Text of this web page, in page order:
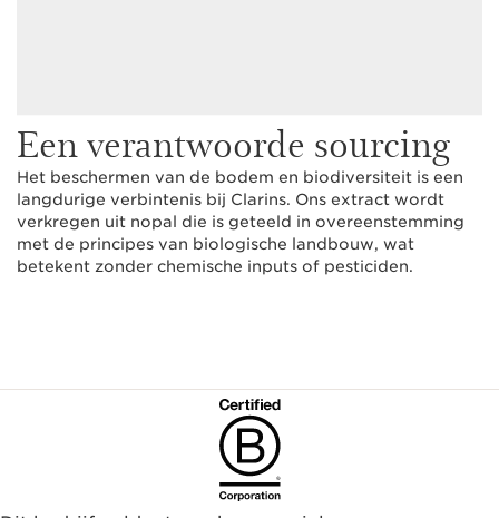
Een verantwoorde sourcing
Het beschermen van de bodem en biodiversiteit is een
langdurige verbintenis bij Clarins. Ons extract wordt
verkregen uit nopal die is geteeld in overeenstemming
met de principes van biologische landbouw, wat
betekent zonder chemische inputs of pesticiden.